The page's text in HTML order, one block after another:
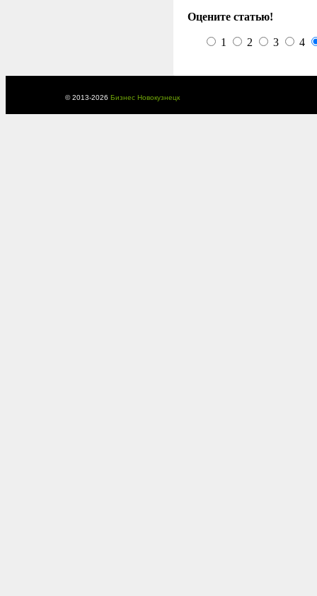
Оцените статью!
1 2 3 4
© 2013-2026 Бизнес Новокузнецк